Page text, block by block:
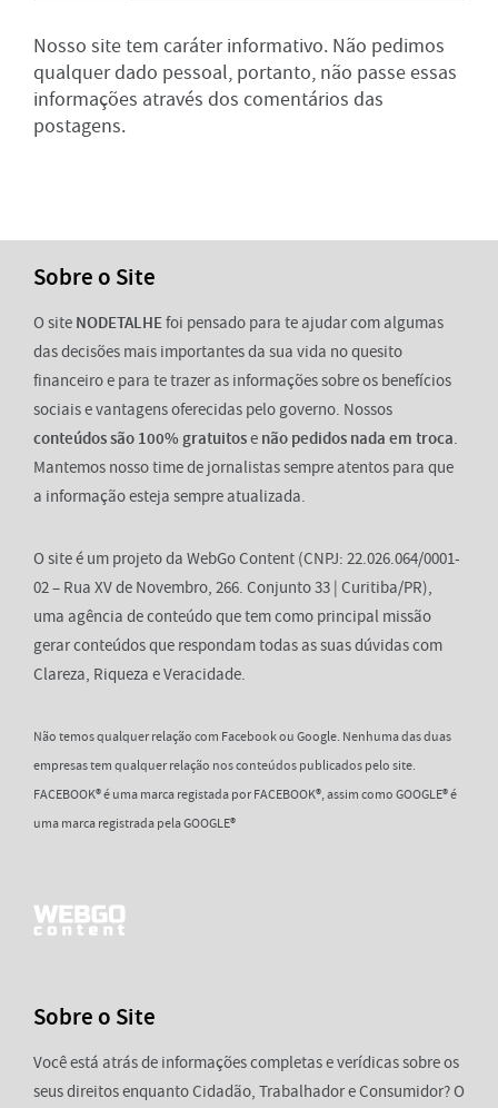
Nosso site tem caráter informativo. Não pedimos
qualquer dado pessoal, portanto, não passe essas
informações através dos comentários das
postagens.
Sobre o Site
O site NODETALHEfoi pensado para te ajudar com algumas
das decisões mais importantes da sua vida no quesito
financeiro e para te trazer as informações sobre os benefícios
sociais e vantagens oferecidas pelo governo. Nossos
conteúdos são 100% gratuitose não pedidos nada em troca.
Mantemos nosso time de jornalistas sempre atentos para que
a informação esteja sempre atualizada.
O site é um projeto da WebGo Content (CNPJ: 22.026.064/0001-
02 – Rua XV de Novembro, 266. Conjunto 33 | Curitiba/PR),
uma agência de conteúdo que tem como principal missão
gerar conteúdos que respondam todas as suas dúvidas com
Clareza, Riqueza e Veracidade.
Não temos qualquer relação com Facebook ou Google. Nenhuma das duas
empresas tem qualquer relação nos conteúdos publicados pelo site.
FACEBOOK® é uma marca registada por FACEBOOK®, assim como GOOGLE® é
uma marca registrada pela GOOGLE®
Sobre o Site
Você está atrás de informações completas e verídicas sobre os
seus direitos enquanto Cidadão, Trabalhador e Consumidor? O